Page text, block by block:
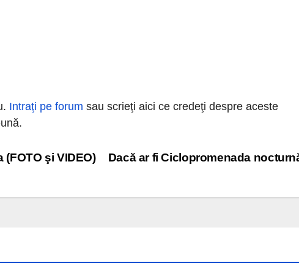
Intraţi pe forum sau scrieţi aici ce credeţi despre aceste
Dacă ar fi Ciclopromenada
şi VIDEO)